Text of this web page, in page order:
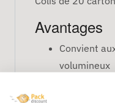
Avantages
Convient
volumineux